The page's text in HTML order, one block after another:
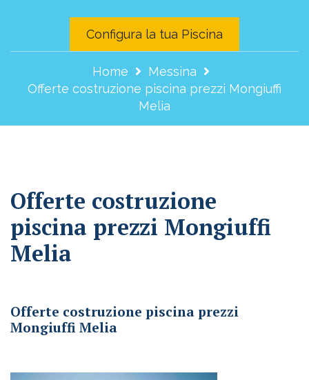
Configura la tua Piscina
Home
Messina
Offerte costruzione piscina prezzi Mongiuffi
Melia
Offerte costruzione
piscina prezzi Mongiuffi
Melia
Offerte costruzione piscina prezzi
Mongiuffi Melia